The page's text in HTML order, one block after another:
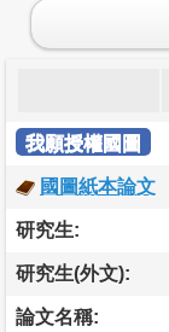
我願授權國圖
國圖紙本論文
研究生:
研究生(外文):
論文名稱: